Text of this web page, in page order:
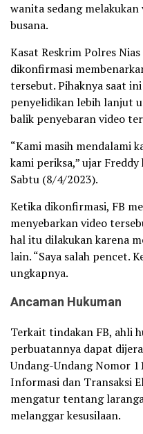
wanita sedang
busana.
Kasat Reskrim Polres
dikonfirmasi
tersebut. Pihaknya saat
penyelidikan lebih lanjut
balik penyebaran video
“Kami masih mendalami
kami periksa,” ujar
Sabtu (8/4/2023).
Ketika dikonfirmasi, FB
menyebarkan video
hal itu dilakukan karena
lain. “Saya salah pencet.
ungkapnya.
Ancaman Hukuman
Terkait tindakan FB, ahli
perbuatannya dapat
Undang-Undang Nomor
Informasi dan Transaksi
mengatur tentang
melanggar kesusilaan.